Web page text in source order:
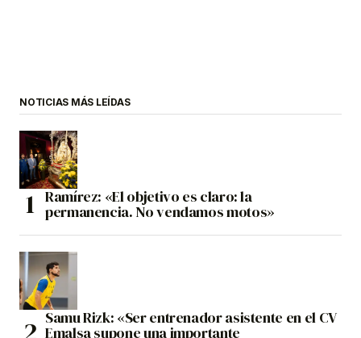
NOTICIAS MÁS LEÍDAS
Ramírez: «El objetivo es claro: la
permanencia. No vendamos motos»
Samu Rizk: «Ser entrenador asistente en el CV
Emalsa supone una importante